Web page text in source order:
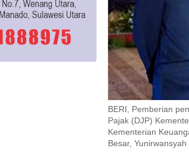
BERI, Pemberian
Pajak (DJP)
Kementerian
Besar,